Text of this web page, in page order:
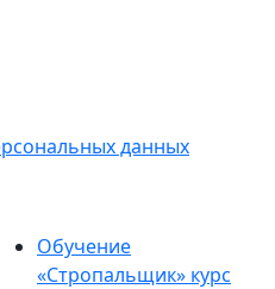
данных
Обучение
«Стропальщик» курс